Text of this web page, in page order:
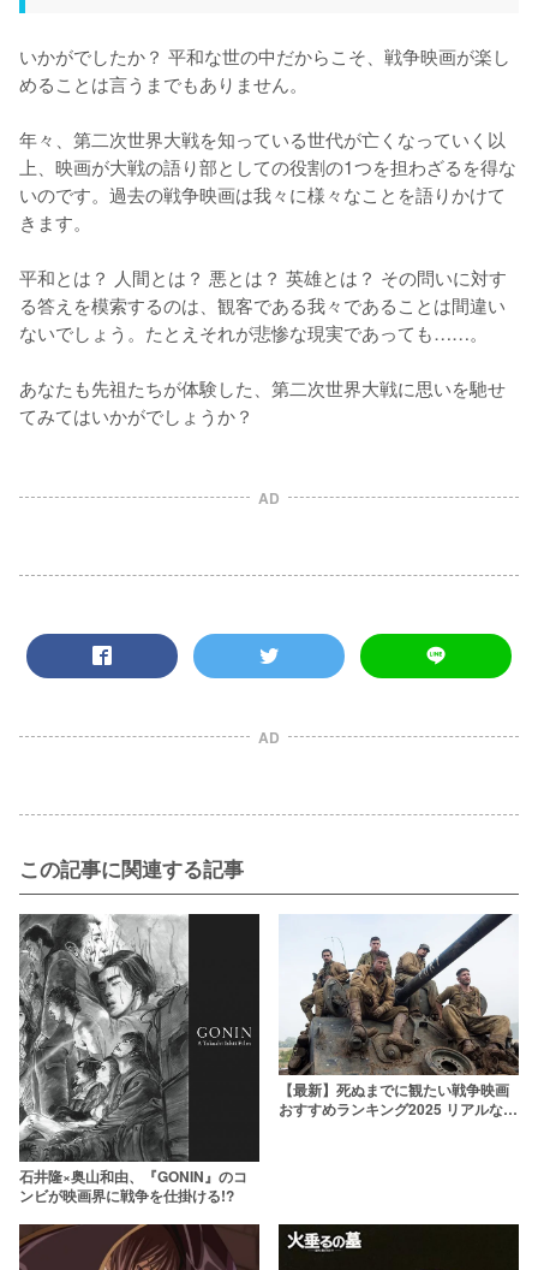
いかがでしたか？ 平和な世の中だからこそ、戦争映画が楽し
めることは言うまでもありません。
年々、第二次世界大戦を知っている世代が亡くなっていく以
上、映画が大戦の語り部としての役割の1つを担わざるを得な
いのです。過去の戦争映画は我々に様々なことを語りかけて
きます。
平和とは？ 人間とは？ 悪とは？ 英雄とは？ その問いに対す
る答えを模索するのは、観客である我々であることは間違い
ないでしょう。たとえそれが悲惨な現実であっても……。
あなたも先祖たちが体験した、第二次世界大戦に思いを馳せ
てみてはいかがでしょうか？
AD
AD
この記事に関連する記事
石井隆×奥山和由、『GONIN』のコ
ンビが映画界に戦争を仕掛ける!?
【最新】死ぬまでに観たい戦争映画
おすすめランキング2025 リアルな実